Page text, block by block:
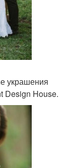
украшения
Design House.